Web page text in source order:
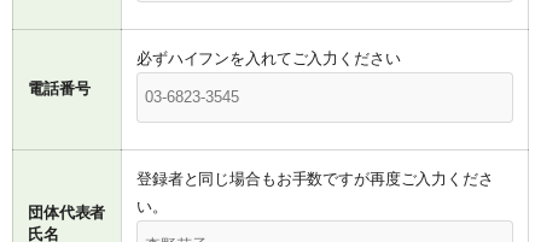
電話番号
必ずハイフンを入れてご入力ください
団体代表者
氏名
登録者と同じ場合もお手数ですが再度ご入力くださ
い。